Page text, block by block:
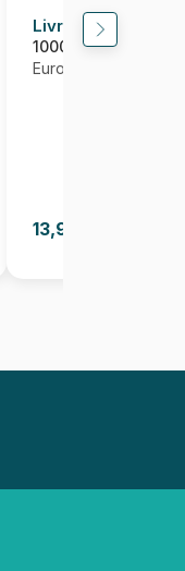
Livres et café -
1000 pièces
Eurographics
13,95€